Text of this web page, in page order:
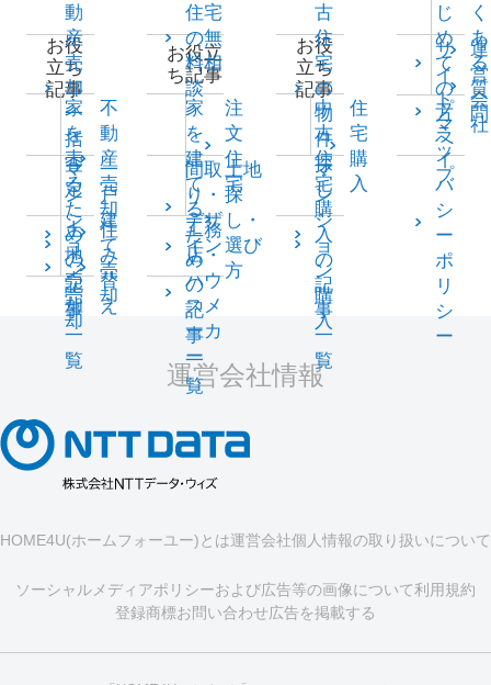
動
産
売
却
一
括
査
定
お役
立ち
記事
家
を
売
る
た
め
の
記
事
一
覧
不
動
産
売
却
マ
ン
シ
ョ
ン
売
却
一
戸
建
て
売
却
土
地
売
却
住
み
替
え
住宅
の無
料相
談
お役立
ち記事
家
を
建
て
る
た
め
の
記
事
一
覧
注
文
住
宅
間取
り・
デザ
イン
土地
探
し・
選び
方
工務
店・
ハウ
スメ
ーカ
ー
古
住
宅
の
物
件
探
し
お役
立ち
記事
中
古
住
宅
購
入
の
記
事
一
覧
住
宅
購
入
マ
ン
シ
ョ
ン
購
入
じ
め
て
の
方
へ
く
あ
る
質
問
サ
イ
ト
マ
ッ
プ
運
営
会
社
プ
ラ
イ
バ
シ
ー
ポ
リ
シ
ー
運営会社情報
HOME4U(ホームフォーユー)とは運営会社個人情報の取り扱いについて
ソーシャルメディアポリシーおよび広告等の画像について利用規約
登録商標お問い合わせ広告を掲載する